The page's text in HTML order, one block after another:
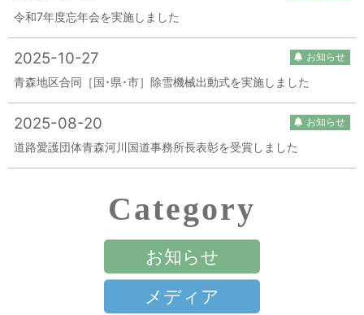
令和7年度忘年会を実施しました
2025-10-27 お知らせ
青森地区合同［国･県･市］除雪機械出動式を実施しました
2025-08-20 お知らせ
道路愛護団体青森河川国道事務所長表彰を受賞しました
Category
お知らせ
メディア